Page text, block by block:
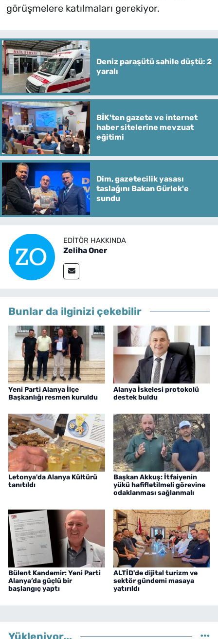
görüşmelere katılmaları gerekiyor.
Deniz paraşütü sahile düştü: 2
yaralı
BİK'ten gazete ve internet
haber sitelerine mevzuat
eğitimi
Dim, gazetecilik yasası
taslağını Bakan Gürlek'e
sundu
EDITÖR HAKKINDA
Zeliha Oner
Bunlar da ilginizi çekebilir
Yeni Parti Alanya İlçe
Başkanlığı resmen kuruldu
Alanya İskelesi protokolü
destek buldu
Letonya'da Alanya Kültürü
tanıtıldı
Başkan Akkuş: İtfaiyenin
yükü hafifletilmeli görevine
odaklanması sağlanmalı
Bülent Kandemir: Yeni Parti
Alanya’da güçlü bir
başlangıç yaptı
ALTİD'de dijital turizm ve
sektör gündemi masaya
yatırıldı
Yükleniyor...